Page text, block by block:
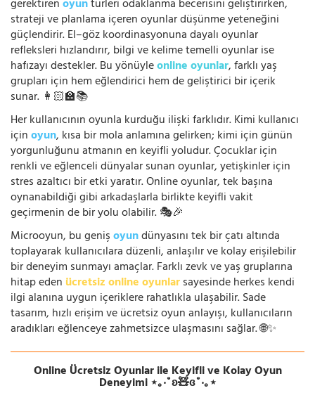
gerektirenoyuntürleri odaklanma becerisini geliştirirken,
strateji ve planlama içeren oyunlar düşünme yeteneğini
güçlendirir. El–göz koordinasyonuna dayalı oyunlar
refleksleri hızlandırır, bilgi ve kelime temelli oyunlar ise
hafızayı destekler. Bu yönüyleonline oyunlar, farklı yaş
grupları için hem eğlendirici hem de geliştirici bir içerik
sunar. 👩🏻‍🏫📚
Her kullanıcının oyunla kurduğu ilişki farklıdır. Kimi kullanıcı
içinoyun, kısa bir mola anlamına gelirken; kimi için günün
yorgunluğunu atmanın en keyifli yoludur. Çocuklar için
renkli ve eğlenceli dünyalar sunan oyunlar, yetişkinler için
stres azaltıcı bir etki yaratır. Online oyunlar, tek başına
oynanabildiği gibi arkadaşlarla birlikte keyifli vakit
geçirmenin de bir yolu olabilir. 🎭🎉
Microoyun, bu genişoyundünyasını tek bir çatı altında
toplayarak kullanıcılara düzenli, anlaşılır ve kolay erişilebilir
bir deneyim sunmayı amaçlar. Farklı zevk ve yaş gruplarına
hitap eden ücretsiz online oyunlarsayesinde herkes kendi
ilgi alanına uygun içeriklere rahatlıkla ulaşabilir. Sade
tasarım, hızlı erişim ve ücretsiz oyun anlayışı, kullanıcıların
aradıkları eğlenceye zahmetsizce ulaşmasını sağlar. 🌐✨
Online Ücretsiz Oyunlar ile Keyifli ve Kolay Oyun
Deneyimi ⋆｡‧˚ʚ🧸ɞ˚‧｡⋆